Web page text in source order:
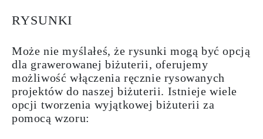
RYSUNKI
Może nie myślałeś, że rysunki mogą być opcją
dla grawerowanej biżuterii, oferujemy
możliwość włączenia ręcznie rysowanych
projektów do naszej biżuterii. Istnieje wiele
opcji tworzenia wyjątkowej biżuterii za
pomocą wzoru: